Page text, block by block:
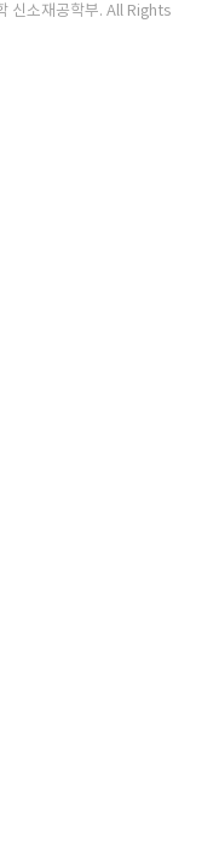
신소재공학부. All Rights